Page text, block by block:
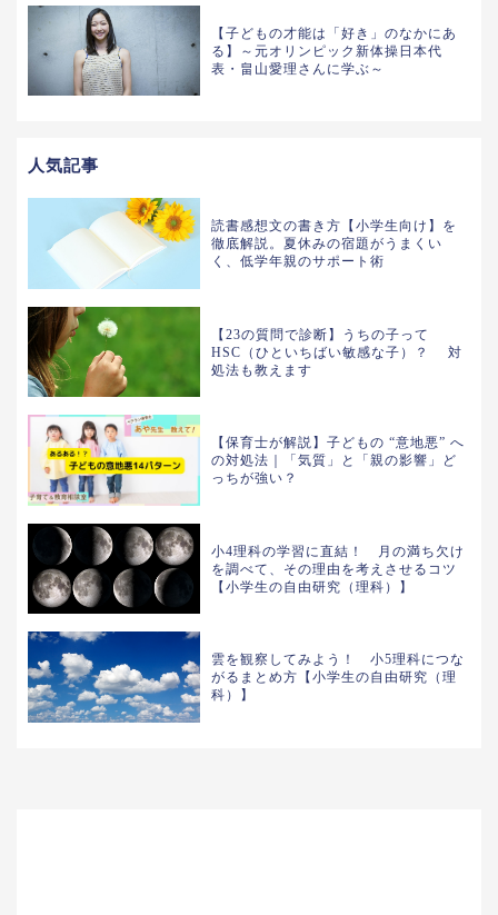
【子どもの才能は「好き」のなかにあ
る】～元オリンピック新体操日本代
表・畠山愛理さんに学ぶ～
人気記事
読書感想文の書き方【小学生向け】を
徹底解説。夏休みの宿題がうまくい
く、低学年親のサポート術
【23の質問で診断】うちの子って
HSC（ひといちばい敏感な子）？ 対
処法も教えます
【保育士が解説】子どもの “意地悪” へ
の対処法｜「気質」と「親の影響」ど
っちが強い？
小4理科の学習に直結！ 月の満ち欠け
を調べて、その理由を考えさせるコツ
【小学生の自由研究（理科）】
雲を観察してみよう！ 小5理科につな
がるまとめ方【小学生の自由研究（理
科）】